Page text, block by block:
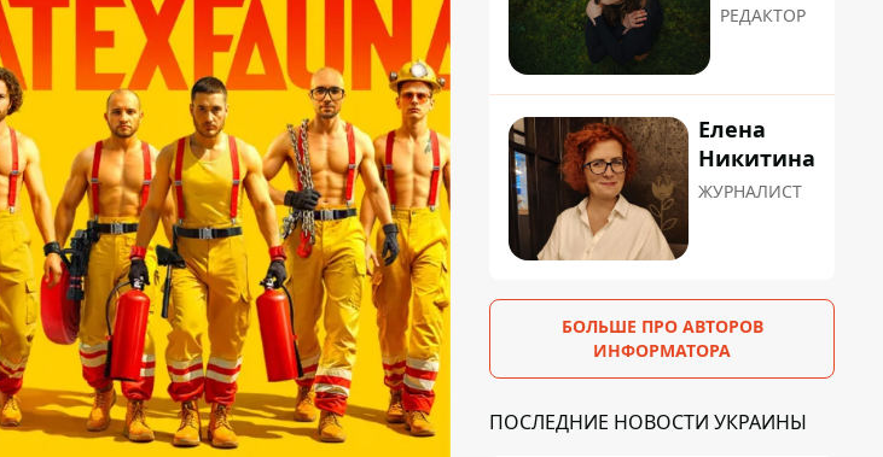
РЕДАКТОР
Елена
Никитина
ЖУРНАЛИСТ
БОЛЬШЕ ПРО АВТОРОВ
ИНФОРМАТОРА
ПОСЛЕДНИЕ НОВОСТИ УКРАИНЫ